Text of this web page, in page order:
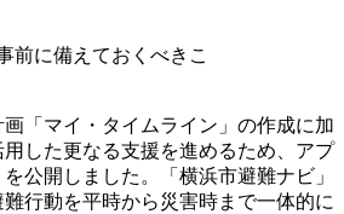
前に備えておくべきこ
「マイ・タイムライン」の作成に加
した更なる支援を進めるため、アプ
公開しました。「横浜市避難ナビ」
行動を平時から災害時まで一体的に